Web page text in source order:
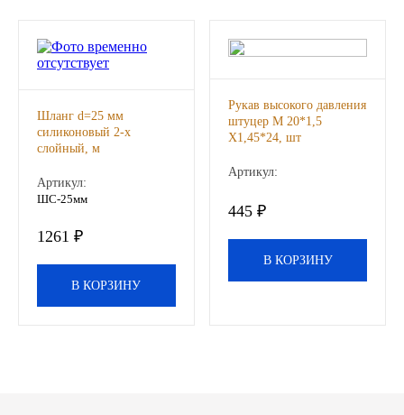
Автожидкости
Охлаждающие жидкости
Специальные жидкости
Шланг d=25 мм
силиконовый 2-х
слойный, м
Артикул:
ШС-25мм
1261 ₽
В КОРЗИНУ
Рукав высокого давления
штуцер М 20*1,5
Х1,45*24, шт
Артикул:
445 ₽
В КОРЗИНУ